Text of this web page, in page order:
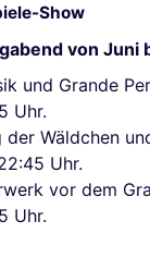
Show
von Juni
und Grande
Uhr.
der Wäldchen
Uhr.
vor dem
Uhr.